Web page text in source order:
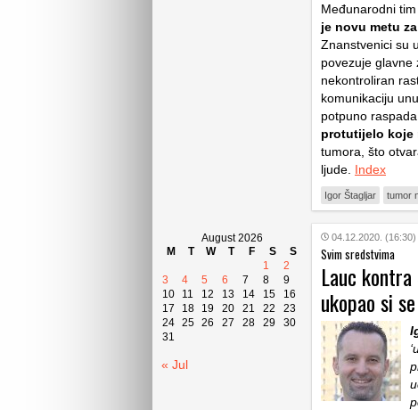
August 2026
M
T W T F S
S
1
2
3
4 5 6 7 8
9
10
11 12 13 14 15
16
17
18 19 20 21 22
23
24 25 26 27 28 29
30
31
« Jul
Međunarodni
je novu metu
Znanstvenici su
povezuje glavne
nekontroliran
komunikaciju
potpuno
protutijelo koje
tumora, što
ljude. Index
Igor Štagljar tumor
04.12.2020. (16:30)
Svim sredstvima
Lauc
ukopao si